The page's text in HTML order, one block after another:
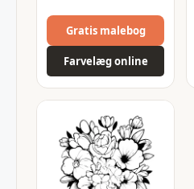
Gratis malebog
Farvelæg online